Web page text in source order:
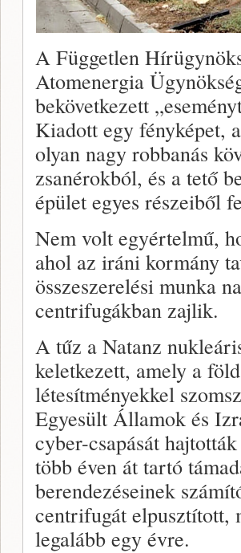
A Független
Atomenergia
bekövetkezett
Kiadott egy fényképet,
olyan nagy robbanás
zsanérokból, és a tető
épület egyes részeiből
Nem volt egyértelmű,
ahol az iráni kormány
összeszerelési munka
centrifugákban zajlik.
A tűz a Natanz
keletkezett, amely a
létesítményekkel
Egyesült Államok és
cyber-csapását
több éven át tartó
berendezéseinek
centrifugát elpusztított,
legalább egy évre.